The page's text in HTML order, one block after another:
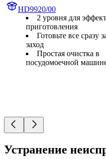
HD9920/00
2 уровня для
приготовления
Готовьте все сразу
заход
Простая очистка в
посудомоечной
Устранение